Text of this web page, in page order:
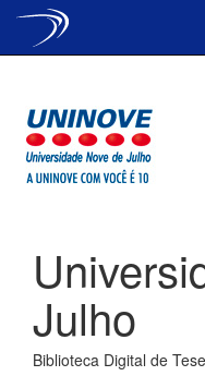
Julho
Biblioteca Digital de